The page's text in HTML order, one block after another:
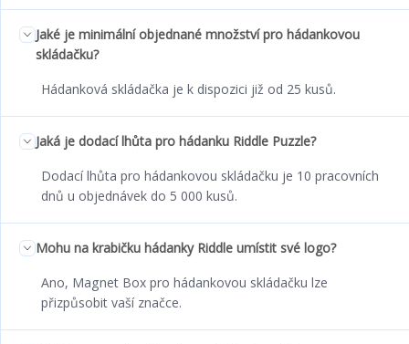
Jaké je minimální objednané množství pro hádankovou
skládačku?
Hádanková skládačka je k dispozici již od 25 kusů.
Jaká je dodací lhůta pro hádanku Riddle Puzzle?
Dodací lhůta pro hádankovou skládačku je 10 pracovních
dnů u objednávek do 5 000 kusů.
Mohu na krabičku hádanky Riddle umístit své logo?
Ano, Magnet Box pro hádankovou skládačku lze
přizpůsobit vaší značce.